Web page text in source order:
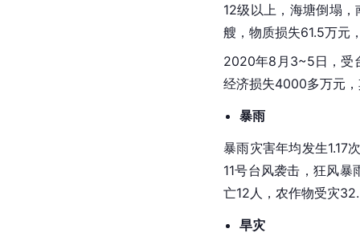
12级以上，海塘倒塌
艘，物质损失61.5万元
2020年8月3~5日，受
经济损失4000多万元
暴雨
暴雨灾害年均发生1.17
11号台风袭击，狂风暴
亡12人，农作物受灾
旱灾